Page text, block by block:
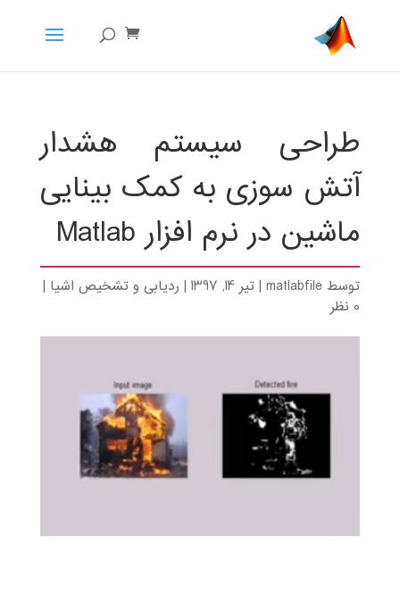
طراحی سیستم هشدار
آتش سوزی به کمک بینایی
ماشین در نرم افزار Matlab
توسطmatlabfile
|تیر 14, 1397 | ردیابی و تشخیص اشیا |
0 نظر